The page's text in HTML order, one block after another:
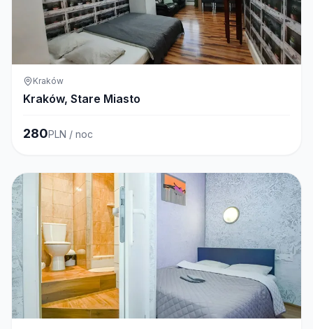
Kraków
Kraków, Stare Miasto
280PLN / noc